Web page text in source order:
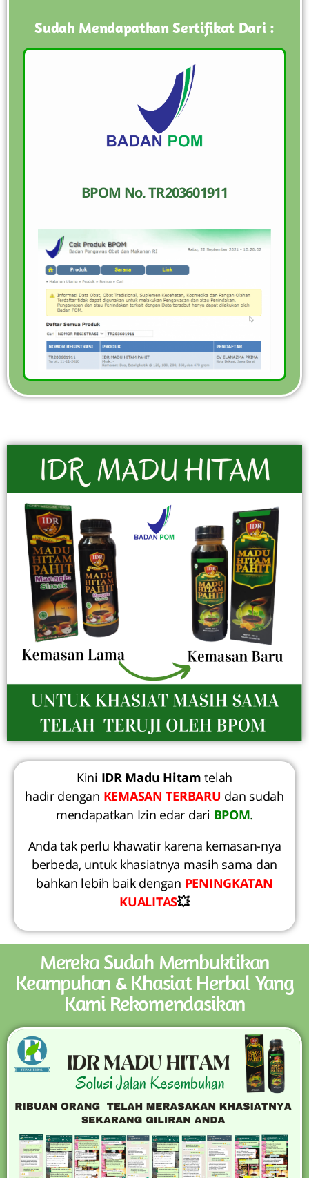
Sudah Mendapatkan Sertifikat Dari :
BPOM No. TR203601911
Kini IDR Madu Hitam telah
hadir dengan KEMASAN TERBARU dan sudah
mendapatkan Izin edar dari BPOM.
Anda tak perlu khawatir karena kemasan-nya
berbeda, untuk khasiatnya masih sama dan
bahkan lebih baik dengan PENINGKATAN
KUALITAS💥
Mereka Sudah Membuktikan
Keampuhan & Khasiat Herbal Yang
Kami Rekomendasikan